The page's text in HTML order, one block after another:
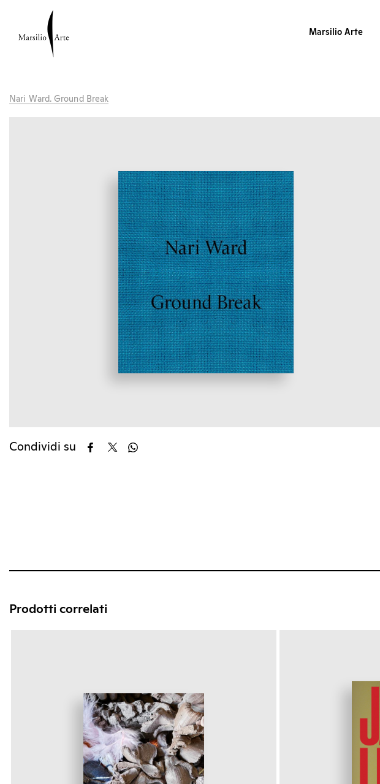
Marsilio Arte
Nari Ward. Ground Break
Condividi su
Prodotti correlati